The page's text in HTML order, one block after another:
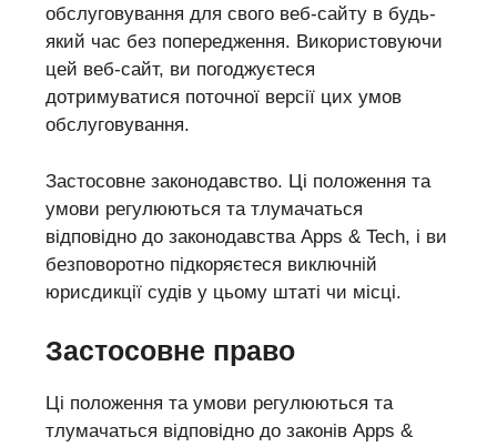
обслуговування для свого веб-сайту в будь-
який час без попередження. Використовуючи
цей веб-сайт, ви погоджуєтеся
дотримуватися поточної версії цих умов
обслуговування.
Застосовне законодавство. Ці положення та
умови регулюються та тлумачаться
відповідно до законодавства Apps & Tech, і ви
безповоротно підкоряєтеся виключній
юрисдикції судів у цьому штаті чи місці.
Застосовне право
Ці положення та умови регулюються та
тлумачаться відповідно до законів Apps &